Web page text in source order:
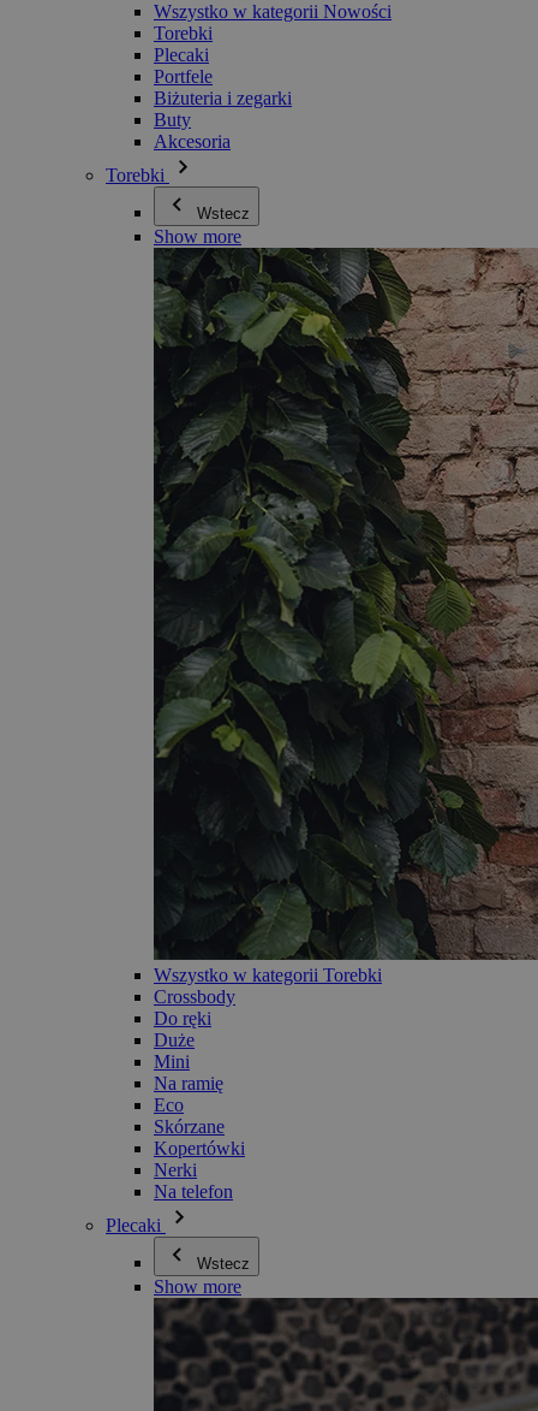
Wszystko w kategorii Nowości
Torebki
Plecaki
Portfele
Biżuteria i zegarki
Buty
Akcesoria
Torebki
Wstecz
Show more
Wszystko w kategorii Torebki
Crossbody
Do ręki
Duże
Mini
Na ramię
Eco
Skórzane
Kopertówki
Nerki
Na telefon
Plecaki
Wstecz
Show more